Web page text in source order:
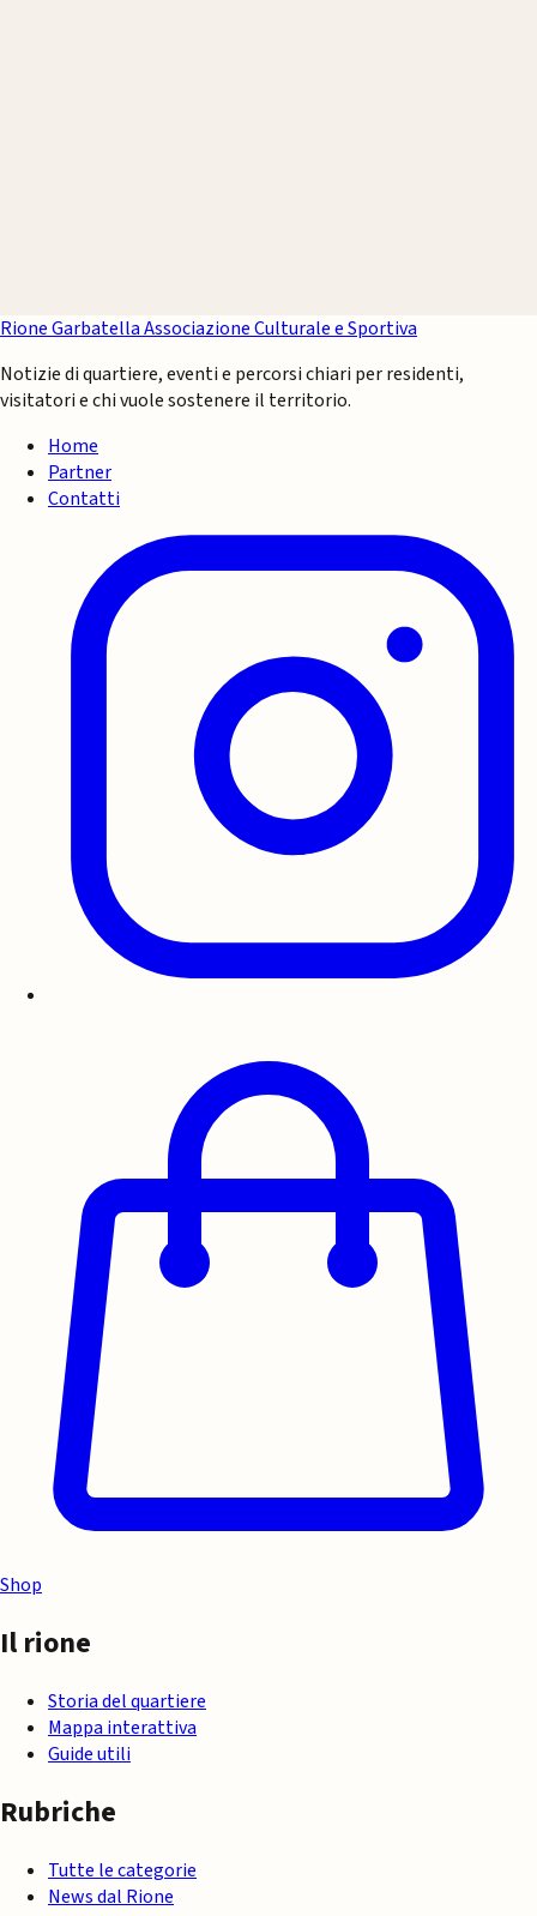
Rione GarbatellaAssociazione Culturale e Sportiva
Notizie di quartiere, eventi e percorsi chiari per residenti,
visitatori e chi vuole sostenere il territorio.
Home
Partner
Contatti
Shop
Il rione
Storia del quartiere
Mappa interattiva
Guide utili
Rubriche
Tutte le categorie
News dal Rione